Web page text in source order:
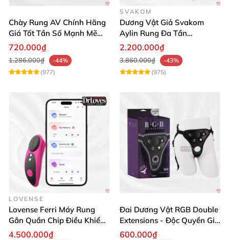
Chày Rung AV Chính Hãng
Giá Tốt Tần Số Mạnh Mẽ
Siêu Bền
720.000₫
1.286.000₫
-44%
(977)
SVAKOM
Dương Vật Giả Svakom
Aylin Rung Đa Tần
Massage Sung Sướng
2.200.000₫
3.860.000₫
-43%
(975)
LOVENSE
Lovense Ferri Máy Rung
Gắn Quần Chip Điều Khiển
App Tăng Hưng Phấn
4.500.000₫
Đai Dương Vật RGB Double
Extensions - Độc Quyền Giá
Sốc
600.000₫